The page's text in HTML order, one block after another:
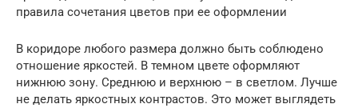
правила сочетания цветов при ее оформлении
В коридоре любого размера должно быть соблюдено
отношение яркостей. В темном цвете оформляют
нижнюю зону. Среднюю и верхнюю – в светлом. Лучше
не делать яркостных контрастов. Это может выглядеть